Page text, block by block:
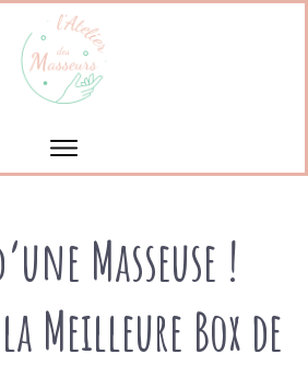
Masseuse !
Meilleure Box de